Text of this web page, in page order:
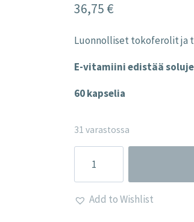
36,75 €
Luonnolliset tokoferolit ja
E-vitamiini edistää
60 kapselia
31 varastossa
vitamiini
Plus
määräAdd to Wishlist